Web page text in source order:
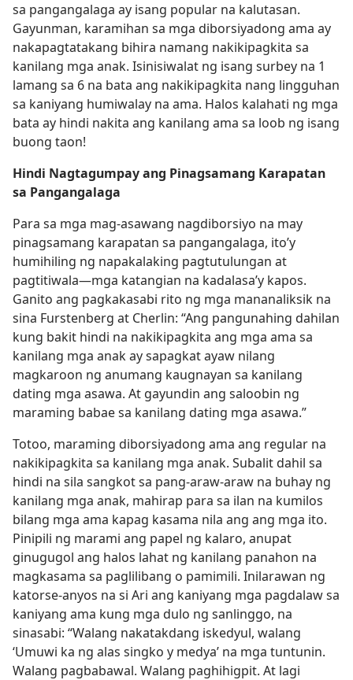
sa pangangalaga ay isang popular na kalutasan.
Gayunman, karamihan sa mga diborsiyadong ama ay
nakapagtatakang bihira namang nakikipagkita sa
kanilang mga anak. Isinisiwalat ng isang surbey na 1
lamang sa 6 na bata ang nakikipagkita nang lingguhan
sa kaniyang humiwalay na ama. Halos kalahati ng mga
bata ay hindi nakita ang kanilang ama sa loob ng isang
buong taon!
Hindi Nagtagumpay ang Pinagsamang Karapatan
sa Pangangalaga
Para sa mga mag-asawang nagdiborsiyo na may
pinagsamang karapatan sa pangangalaga, ito’y
humihiling ng napakalaking pagtutulungan at
pagtitiwala​—mga katangian na kadalasa’y kapos.
Ganito ang pagkakasabi rito ng mga mananaliksik na
sina Furstenberg at Cherlin: “Ang pangunahing dahilan
kung bakit hindi na nakikipagkita ang mga ama sa
kanilang mga anak ay sapagkat ayaw nilang
magkaroon ng anumang kaugnayan sa kanilang
dating mga asawa. At gayundin ang saloobin ng
maraming babae sa kanilang dating mga asawa.”
Totoo, maraming diborsiyadong ama ang regular na
nakikipagkita sa kanilang mga anak. Subalit dahil sa
hindi na sila sangkot sa pang-araw-araw na buhay ng
kanilang mga anak, mahirap para sa ilan na kumilos
bilang mga ama kapag kasama nila ang ang mga ito.
Pinipili ng marami ang papel ng kalaro, anupat
ginugugol ang halos lahat ng kanilang panahon na
magkasama sa paglilibang o pamimili. Inilarawan ng
katorse-anyos na si Ari ang kaniyang mga pagdalaw sa
kaniyang ama kung mga dulo ng sanlinggo, na
sinasabi: “Walang nakatakdang iskedyul, walang
‘Umuwi ka ng alas singko y medya’ na mga tuntunin.
Walang pagbabawal. Walang paghihigpit. At lagi